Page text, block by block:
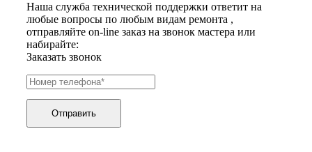
gps трекеров
градирней
графических планшетов
граниторов
граверов
гребных тренажеров
грелок
грелок для ног
грелок для спины и шеи
греющих кабелей
Наша служба технической поддержки ответит на
любые вопросы по любым видам ремонта ,
отправляйте on-line заказ на звонок мастера или
набирайте:
Заказать звонок
Отправить